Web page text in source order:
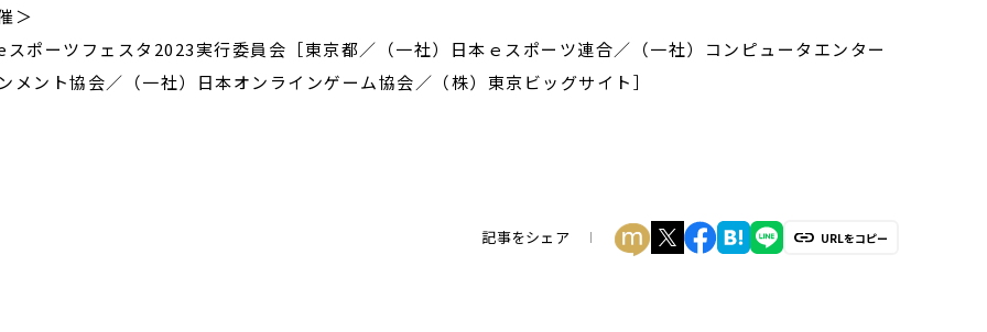
＞
スポーツフェスタ2023実行委員会［東京都／（一社）日本ｅスポーツ連合／（一社）コンピュータエンター
メント協会／（一社）日本オンラインゲーム協会／（株）東京ビッグサイト］
記事をシェア URLをコピー